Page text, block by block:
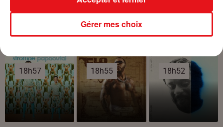
18h57
18h57 18h55
18h55 18h52
18h52
Gérer mes choix